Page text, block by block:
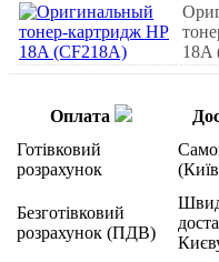
18A
Оплата
Готівковий
розрахунок
Безготівковий
розрахунок (ПДВ)